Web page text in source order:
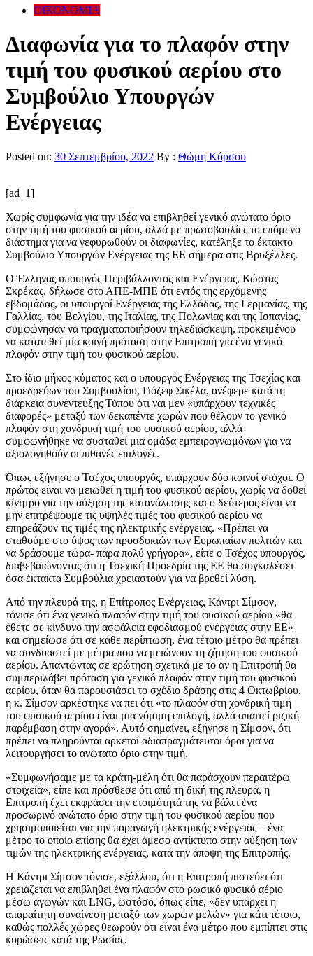
ΟΙΚΟΝΟΜΙΑ
Διαφωνία για το πλαφόν στην
τιμή του φυσικού αερίου στο
Συμβούλιο Υπουργών
Ενέργειας
Posted on: 30 Σεπτεμβρίου, 2022 By : Θώμη Κόρσου
[ad_1]
Χωρίς συμφωνία για την ιδέα να επιβληθεί γενικό ανώτατο όριο
στην τιμή του φυσικού αερίου, αλλά με πρωτοβουλίες το επόμενο
διάστημα για να γεφυρωθούν οι διαφωνίες, κατέληξε το έκτακτο
Συμβούλιο Υπουργών Ενέργειας της ΕΕ σήμερα στις Βρυξέλλες.
Ο Έλληνας υπουργός Περιβάλλοντος και Ενέργειας, Κώστας
Σκρέκας, δήλωσε στο ΑΠΕ-ΜΠΕ ότι εντός της ερχόμενης
εβδομάδας, οι υπουργοί Ενέργειας της Ελλάδας, της Γερμανίας, της
Γαλλίας, του Βελγίου, της Ιταλίας, της Πολωνίας και της Ισπανίας,
συμφώνησαν να πραγματοποιήσουν τηλεδιάσκεψη, προκειμένου
να κατατεθεί μία κοινή πρόταση στην Επιτροπή για ένα γενικό
πλαφόν στην τιμή του φυσικού αερίου.
Στο ίδιο μήκος κύματος και ο υπουργός Ενέργειας της Τσεχίας και
προεδρεύων του Συμβουλίου, Γιόζεφ Σικέλα, ανέφερε κατά τη
διάρκεια συνέντευξης Τύπου ότι ναι μεν «υπάρχουν τεχνικές
διαφορές» μεταξύ των δεκαπέντε χωρών που θέλουν το γενικό
πλαφόν στη χονδρική τιμή του φυσικού αερίου, αλλά
συμφωνήθηκε να συσταθεί μια ομάδα εμπειρογνωμόνων για να
αξιολογηθούν οι πιθανές επιλογές.
Όπως εξήγησε ο Τσέχος υπουργός, υπάρχουν δύο κοινοί στόχοι. Ο
πρώτος είναι να μειωθεί η τιμή του φυσικού αερίου, χωρίς να δοθεί
κίνητρο για την αύξηση της κατανάλωσης και ο δεύτερος είναι να
μην επιτρέψουμε τις υψηλές τιμές του φυσικού αερίου να
επηρεάζουν τις τιμές της ηλεκτρικής ενέργειας. «Πρέπει να
σταθούμε στο ύψος των προσδοκιών των Ευρωπαίων πολιτών και
να δράσουμε τώρα- πάρα πολύ γρήγορα», είπε ο Τσέχος υπουργός,
διαβεβαιώνοντας ότι η Τσεχική Προεδρία της ΕΕ θα συγκαλέσει
όσα έκτακτα Συμβούλια χρειαστούν για να βρεθεί λύση.
Από την πλευρά της, η Επίτροπος Ενέργειας, Κάντρι Σίμσον,
τόνισε ότι ένα γενικό πλαφόν στην τιμή του φυσικού αερίου «θα
έθετε σε κίνδυνο την ασφάλεια εφοδιασμού ενέργειας στην ΕΕ»
και σημείωσε ότι σε κάθε περίπτωση, ένα τέτοιο μέτρο θα πρέπει
να συνδυαστεί με μέτρα που να μειώνουν τη ζήτηση του φυσικού
αερίου. Απαντώντας σε ερώτηση σχετικά με το αν η Επιτροπή θα
συμπεριλάβει πρόταση για γενικό πλαφόν στην τιμή του φυσικού
αερίου, όταν θα παρουσιάσει το σχέδιο δράσης στις 4 Οκτωβρίου,
η κ. Σίμσον αρκέστηκε να πει ότι «το πλαφόν στη χονδρική τιμή
του φυσικού αερίου είναι μια νόμιμη επιλογή, αλλά απαιτεί ριζική
παρέμβαση στην αγορά». Αυτό σημαίνει, εξήγησε η Σίμσον, ότι
πρέπει να πληρούνται αρκετοί αδιαπραγμάτευτοι όροι για να
λειτουργήσει το ανώτατο όριο στην τιμή.
«Συμφωνήσαμε με τα κράτη-μέλη ότι θα παράσχουν περαιτέρω
στοιχεία», είπε και πρόσθεσε ότι από τη δική της πλευρά, η
Επιτροπή έχει εκφράσει την ετοιμότητά της να βάλει ένα
προσωρινό ανώτατο όριο στην τιμή του φυσικού αερίου που
χρησιμοποιείται για την παραγωγή ηλεκτρικής ενέργειας – ένα
μέτρο το οποίο επίσης θα έχει άμεσο αντίκτυπο στην αύξηση των
τιμών της ηλεκτρικής ενέργειας, κατά την άποψη της Επιτροπής.
Η Κάντρι Σίμσον τόνισε, εξάλλου, ότι η Επιτροπή πιστεύει ότι
χρειάζεται να επιβληθεί ένα πλαφόν στο ρωσικό φυσικό αέριο
μέσω αγωγών και LNG, ωστόσο, όπως είπε, «δεν υπάρχει η
απαραίτητη συναίνεση μεταξύ των χωρών μελών» για κάτι τέτοιο,
καθώς πολλές χώρες θεωρούν ότι είναι ένα μέτρο που εμπίπτει στις
κυρώσεις κατά της Ρωσίας.